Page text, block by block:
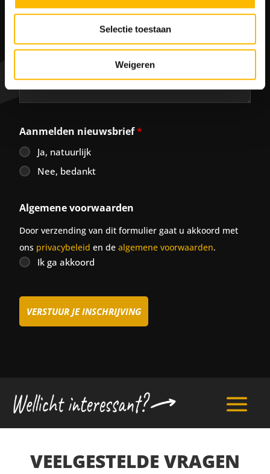
Selectie toestaan
Weigeren
Aanmelden nieuwsbrief*
Ja, natuurlijk
Nee, bedankt
Algemene voorwaarden
Ik ga akkoord
Door verzending van dit formulier gaat u akkoord met
ons privacybeleid en dealgemene voorwaarden.
VEELGESTELDE VRAGEN